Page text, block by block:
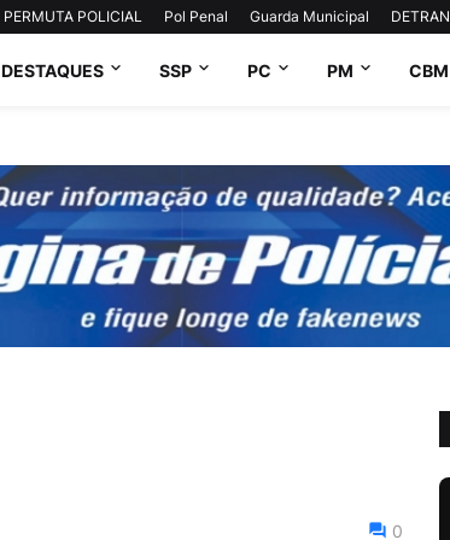
PERMUTA POLICIAL Pol Penal Guarda Municipal DETRAN
DESTAQUES SSP PC PM CBM
0